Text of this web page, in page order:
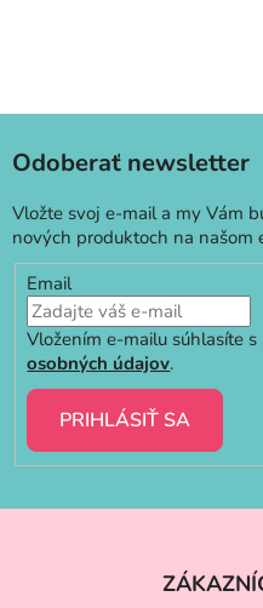
Odoberať newsletter
Vložte svoj e-mail a my Vám
nových produktoch na našom
Email
Vložením e-mailu súhlasíte s
osobných údajov.
PRIHLÁSIŤ SA